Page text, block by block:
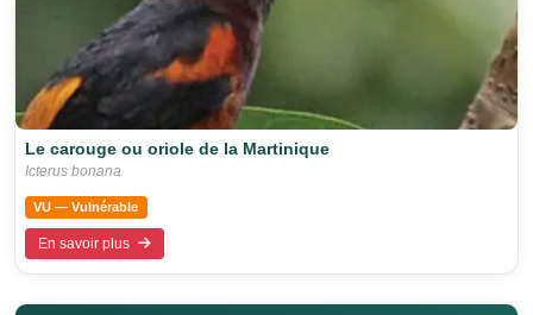
Le carouge ou oriole de la Martinique
Icterus bonana
VU — Vulnérable
En savoir plus